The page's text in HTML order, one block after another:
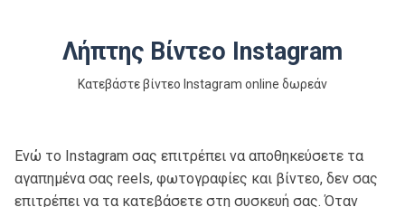
Λήπτης Βίντεο Instagram
Κατεβάστε βίντεο Instagram online δωρεάν
Ενώ το Instagram σας επιτρέπει να αποθηκεύσετε τα
αγαπημένα σας reels, φωτογραφίες και βίντεο, δεν σας
επιτρέπει να τα κατεβάσετε στη συσκευή σας. Όταν